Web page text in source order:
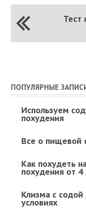
Тест
ПОПУЛЯРНЫЕ
Используем
похудения
Все о пищевой
Как похудеть
похудения от
Клизма с
условиях